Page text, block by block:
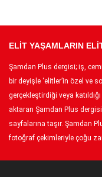
ELİT YAŞAMLARIN
Şamdan Plus dergisi; iş,
bir deyişle ‘elitler’in özel ve
gerçekleştirdiği veya
aktaran Şamdan Plus
sayfalarına taşır. Şamdan
fotoğraf çekimleriyle çoğu